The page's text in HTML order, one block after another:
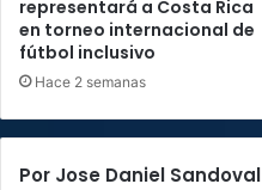
representará a Costa Rica
en torneo internacional de
fútbol inclusivo
Hace 2 semanas
Por Jose Daniel Sandoval